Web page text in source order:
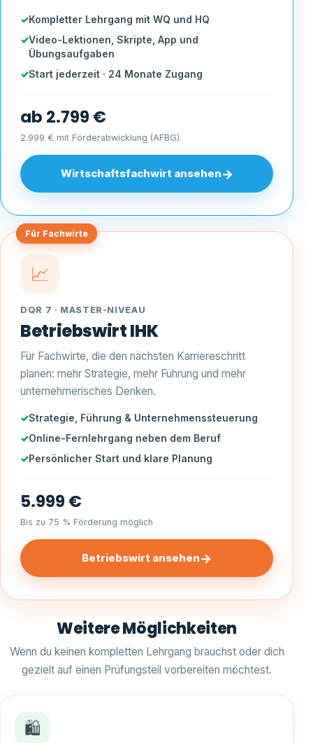
Kompletter Lehrgang mit WQ und HQ
Video-Lektionen, Skripte, App und
Übungsaufgaben
Start jederzeit · 24 Monate Zugang
ab 2.799 €
2.999 € mit Förderabwicklung (AFBG)
Wirtschaftsfachwirt ansehen→
Für Fachwirte
📈
DQR 7 · MASTER-NIVEAU
Betriebswirt IHK
Für Fachwirte, die den nächsten Karriereschritt
planen: mehr Strategie, mehr Führung und mehr
unternehmerisches Denken.
Strategie, Führung & Unternehmenssteuerung
Online-Fernlehrgang neben dem Beruf
Persönlicher Start und klare Planung
5.999 €
Bis zu 75 % Förderung möglich
Betriebswirt ansehen→
Weitere Möglichkeiten
Wenn du keinen kompletten Lehrgang brauchst oder dich
gezielt auf einen Prüfungsteil vorbereiten möchtest.
🛍️